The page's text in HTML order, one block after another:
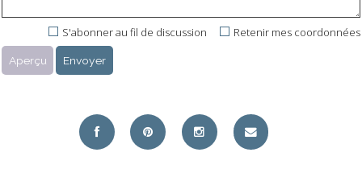
Retenir mes coordonnées
S'abonner au fil de discussion